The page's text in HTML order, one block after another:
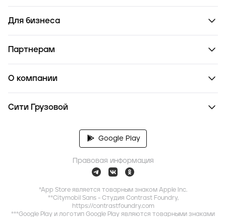
Для бизнеса
Партнерам
О компании
Сити Грузовой
Google Play
Правовая информация
*App Store является товарным знаком Apple Inc.
**Citymobil Sans - Студия Contrast Foundry,
https://contrastfoundry.com
***Google Play и логотип Google Play являются товарными знаками